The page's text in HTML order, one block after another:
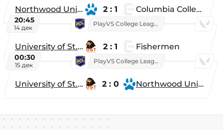
Northwood University 2 : 1 Columbia College
20:45
14 дек
PlayVS College League 2025: Fall
University of St. Thomas 2 : 1 Fishermen
00:30
15 дек
PlayVS College League 2025: Fall
University of St. Thomas 2 : 0 Northwood University